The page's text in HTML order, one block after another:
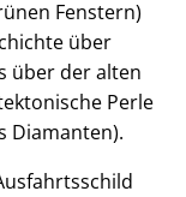
Fenstern)
über
über der alten
Perle
Diamanten).